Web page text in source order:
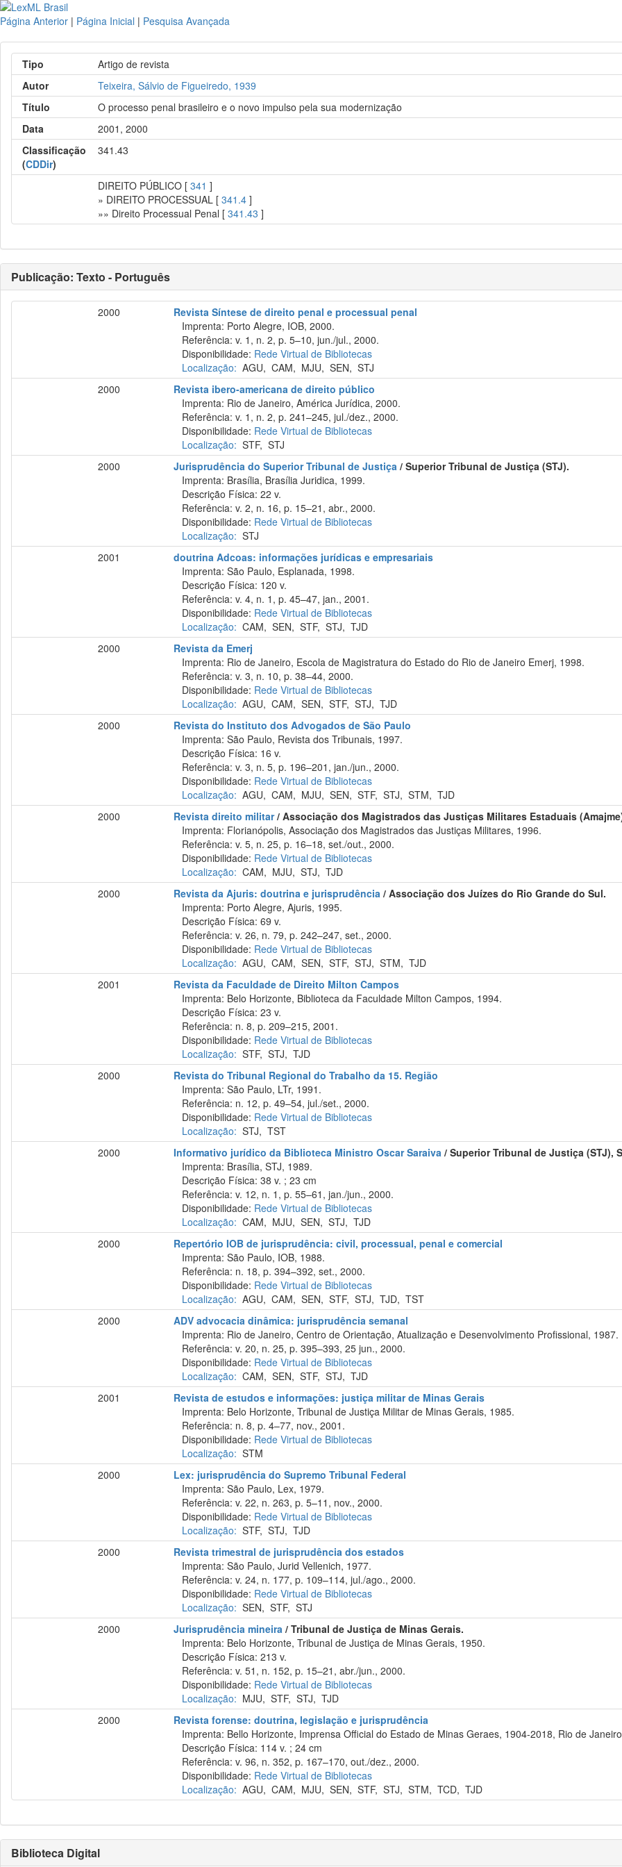
Página Anterior | Página Inicial | Pesquisa Avançada
Tipo
Artigo de revista
Autor
Teixeira, Sálvio de Figueiredo, 1939
Título
O processo penal brasileiro e o novo impulso pela sua modernização
Data
2001, 2000
Classificação
(CDDir)
341.43
DIREITO PÚBLICO [341 ]
» DIREITO PROCESSUAL [341.4 ]
»» Direito Processual Penal [341.43 ]
Publicação: Texto - Português
2000
Revista Síntese de direito penal e processual penal
Imprenta: Porto Alegre, IOB, 2000.
Referência: v. 1, n. 2, p. 5–10, jun./jul., 2000.
Disponibilidade: Rede Virtual de Bibliotecas
Localização: AGU,CAM, MJU,SEN,STJ
2000
Revista ibero-americana de direito público
Imprenta: Rio de Janeiro, América Jurídica, 2000.
Referência: v. 1, n. 2, p. 241–245, jul./dez., 2000.
Disponibilidade: Rede Virtual de Bibliotecas
Localização: STF,STJ
2000
Jurisprudência do Superior Tribunal de Justiça / Superior Tribunal de Justiça (STJ).
Imprenta: Brasília, Brasília Juridica, 1999.
Descrição Física: 22 v.
Referência: v. 2, n. 16, p. 15–21, abr., 2000.
Disponibilidade: Rede Virtual de Bibliotecas
Localização: STJ
2001
doutrina Adcoas: informações jurídicas e empresariais
Imprenta: São Paulo, Esplanada, 1998.
Descrição Física: 120 v.
Referência: v. 4, n. 1, p. 45–47, jan., 2001.
Disponibilidade: Rede Virtual de Bibliotecas
Localização: CAM,SEN,STF,STJ,TJD
2000
Revista da Emerj
Imprenta: Rio de Janeiro, Escola de Magistratura do Estado do Rio de Janeiro Emerj, 1998.
Referência: v. 3, n. 10, p. 38–44, 2000.
Disponibilidade: Rede Virtual de Bibliotecas
Localização: AGU,CAM,SEN,STF,STJ,TJD
2000
Revista do Instituto dos Advogados de São Paulo
Imprenta: São Paulo, Revista dos Tribunais, 1997.
Descrição Física: 16 v.
Referência: v. 3, n. 5, p. 196–201, jan./jun., 2000.
Disponibilidade: Rede Virtual de Bibliotecas
Localização: AGU,CAM, MJU,SEN,STF,STJ,STM,TJD
2000
Revista direito militar/ Associação dos Magistrados das Justiças Militares Estaduais
Imprenta: Florianópolis, Associação dos Magistrados das Justiças Militares, 1996.
Referência: v. 5, n. 25, p. 16–18, set./out., 2000.
Disponibilidade: Rede Virtual de Bibliotecas
Localização: CAM, MJU,STJ,TJD
2000
Revista da Ajuris: doutrina e jurisprudência / Associação dos Juízes do Rio Grande do Sul.
Imprenta: Porto Alegre, Ajuris, 1995.
Descrição Física: 69 v.
Referência: v. 26, n. 79, p. 242–247, set., 2000.
Disponibilidade: Rede Virtual de Bibliotecas
Localização: AGU,CAM,SEN,STF,STJ,STM,TJD
2001
Revista da Faculdade de Direito Milton Campos
Imprenta: Belo Horizonte, Biblioteca da Faculdade Milton Campos, 1994.
Descrição Física: 23 v.
Referência: n. 8, p. 209–215, 2001.
Disponibilidade: Rede Virtual de Bibliotecas
Localização: STF,STJ,TJD
2000
Revista do Tribunal Regional do Trabalho da 15. Região
Imprenta: São Paulo, LTr, 1991.
Referência: n. 12, p. 49–54, jul./set., 2000.
Disponibilidade: Rede Virtual de Bibliotecas
Localização: STJ,TST
2000
Informativo jurídico da Biblioteca Ministro Oscar Saraiva / Superior Tribunal de Justiça (STJ),
Imprenta: Brasília, STJ, 1989.
Descrição Física: 38 v. ; 23 cm
Referência: v. 12, n. 1, p. 55–61, jan./jun., 2000.
Disponibilidade: Rede Virtual de Bibliotecas
Localização: CAM, MJU,SEN,STJ,TJD
2000
Repertório IOB de jurisprudência: civil, processual, penal e comercial
Imprenta: São Paulo, IOB, 1988.
Referência: n. 18, p. 394–392, set., 2000.
Disponibilidade: Rede Virtual de Bibliotecas
Localização: AGU,CAM,SEN,STF,STJ,TJD,TST
2000
ADV advocacia dinâmica: jurisprudência semanal
Imprenta: Rio de Janeiro, Centro de Orientação, Atualização e Desenvolvimento Profissional, 1987.
Referência: v. 20, n. 25, p. 395–393, 25 jun., 2000.
Disponibilidade: Rede Virtual de Bibliotecas
Localização: CAM,SEN,STF,STJ,TJD
2001
Revista de estudos e informações: justiça militar de Minas Gerais
Imprenta: Belo Horizonte, Tribunal de Justiça Militar de Minas Gerais, 1985.
Referência: n. 8, p. 4–77, nov., 2001.
Disponibilidade: Rede Virtual de Bibliotecas
Localização: STM
2000
Lex: jurisprudência do Supremo Tribunal Federal
Imprenta: São Paulo, Lex, 1979.
Referência: v. 22, n. 263, p. 5–11, nov., 2000.
Disponibilidade: Rede Virtual de Bibliotecas
Localização: STF,STJ,TJD
2000
Revista trimestral de jurisprudência dos estados
Imprenta: São Paulo, Jurid Vellenich, 1977.
Referência: v. 24, n. 177, p. 109–114, jul./ago., 2000.
Disponibilidade: Rede Virtual de Bibliotecas
Localização: SEN,STF,STJ
2000
Jurisprudência mineira / Tribunal de Justiça de Minas Gerais.
Imprenta: Belo Horizonte, Tribunal de Justiça de Minas Gerais, 1950.
Descrição Física: 213 v.
Referência: v. 51, n. 152, p. 15–21, abr./jun., 2000.
Disponibilidade: Rede Virtual de Bibliotecas
Localização: MJU,STF,STJ,TJD
2000
Revista forense: doutrina, legislação e jurisprudência
Imprenta: Bello Horizonte, Imprensa Official do Estado de Minas Geraes, 1904-2018, Rio de
Descrição Física: 114 v. ; 24 cm
Referência: v. 96, n. 352, p. 167–170, out./dez., 2000.
Disponibilidade: Rede Virtual de Bibliotecas
Localização: AGU,CAM, MJU,SEN,STF,STJ,STM,TCD,TJD
Biblioteca Digital